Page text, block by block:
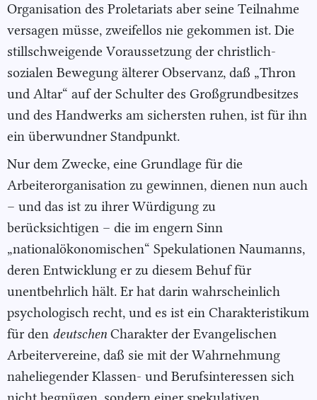
Organisation des Proletariats aber seine Teilnahme
versagen müsse, zweifellos nie gekommen ist. Die
stillschweigende Voraussetzung der christlich-
sozialen Bewegung älterer Observanz, daß „Thron
und Altar“ auf der Schulter des Großgrundbesitzes
und des Handwerks am sichersten ruhen, ist für ihn
ein überwundner Standpunkt.
Nur dem Zwecke, eine Grundlage für die
Arbeiterorganisation zu gewinnen, dienen nun auch
– und das ist zu ihrer Würdigung zu
berücksichtigen – die im engern Sinn
„nationalökonomischen“ Spekulationen Naumanns,
deren Entwicklung er zu diesem Behuf für
unentbehrlich hält. Er hat darin wahrscheinlich
psychologisch recht, und es ist ein Charakteristikum
für den deutschenCharakter der Evangelischen
Arbeitervereine, daß sie mit der Wahrnehmung
naheliegender Klassen- und Berufsinteressen sich